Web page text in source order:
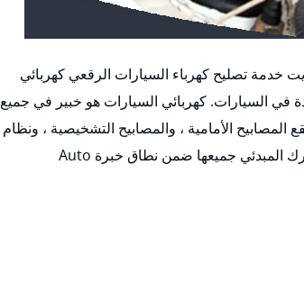
خدمة تصليح كهرباء السيارات الرقعي كهربائي
في السيارات. كهربائي السيارات هو خبير في جميع
الأمامية ، والمصابيح التشخيصية ، ونظام
الإنذار ، ولوحة الدوائر الكهربائية ، ومولد التيار المتردد ، والمحرك المبدئي جميعها ضمن نطاق خبرة Auto